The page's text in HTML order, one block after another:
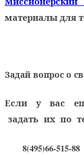
материалы для
Задай вопрос о
Если у вас
задать их по
8(495)66-515-88